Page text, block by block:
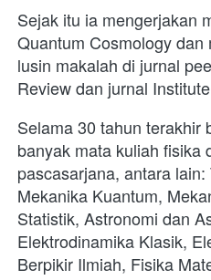
Sejak itu ia mengerjakan
Quantum Cosmology
lusin makalah di jurnal
Review dan jurnal
Selama 30 tahun terakhir
banyak mata kuliah fisika
pascasarjana, antara
Mekanika Kuantum,
Statistik, Astronomi dan
Elektrodinamika Klasik,
Berpikir Ilmiah, Fisika